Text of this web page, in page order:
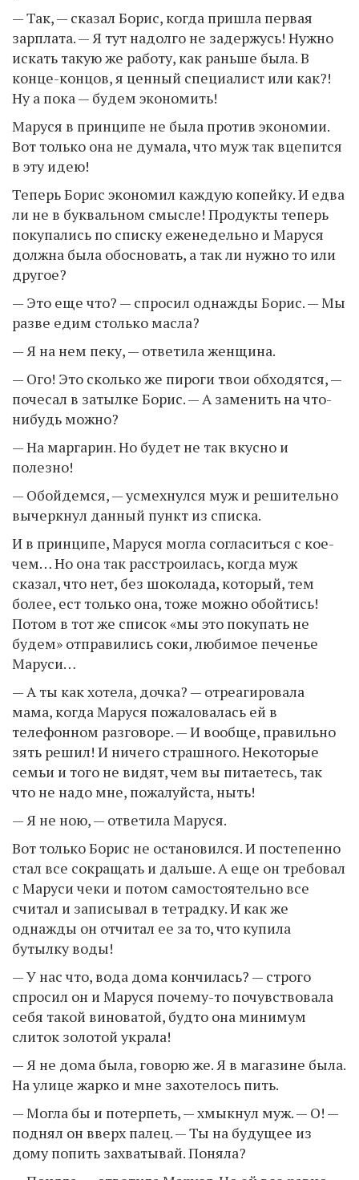
— Так, — сказал Борис, когда пришла первая
зарплата. — Я тут надолго не задержусь! Нужно
искать такую же работу, как раньше была. В
конце-концов, я ценный специалист или как?!
Ну а пока — будем экономить!
Маруся в принципе не была против экономии.
Вот только она не думала, что муж так вцепится
в эту идею!
Теперь Борис экономил каждую копейку. И едва
ли не в буквальном смысле! Продукты теперь
покупались по списку еженедельно и Маруся
должна была обосновать, а так ли нужно то или
другое?
— Это еще что? — спросил однажды Борис. — Мы
разве едим столько масла?
— Я на нем пеку, — ответила женщина.
— Ого! Это сколько же пироги твои обходятся, —
почесал в затылке Борис. — А заменить на что-
нибудь можно?
— На маргарин. Но будет не так вкусно и
полезно!
— Обойдемся, — усмехнулся муж и решительно
вычеркнул данный пункт из списка.
И в принципе, Маруся могла согласиться с кое-
чем… Но она так расстроилась, когда муж
сказал, что нет, без шоколада, который, тем
более, ест только она, тоже можно обойтись!
Потом в тот же список «мы это покупать не
будем» отправились соки, любимое печенье
Маруси…
— А ты как хотела, дочка? — отреагировала
мама, когда Маруся пожаловалась ей в
телефонном разговоре. — И вообще, правильно
зять решил! И ничего страшного. Некоторые
семьи и того не видят, чем вы питаетесь, так
что не надо мне, пожалуйста, ныть!
— Я не ною, — ответила Маруся.
Вот только Борис не остановился. И постепенно
стал все сокращать и дальше. А еще он требовал
с Маруси чеки и потом самостоятельно все
считал и записывал в тетрадку. И как же
однажды он отчитал ее за то, что купила
бутылку воды!
— У нас что, вода дома кончилась? — строго
спросил он и Маруся почему-то почувствовала
себя такой виноватой, будто она минимум
слиток золотой украла!
— Я не дома была, говорю же. Я в магазине была.
На улице жарко и мне захотелось пить.
— Могла бы и потерпеть, — хмыкнул муж. — О! —
поднял он вверх палец. — Ты на будущее из
дому попить захватывай. Поняла?